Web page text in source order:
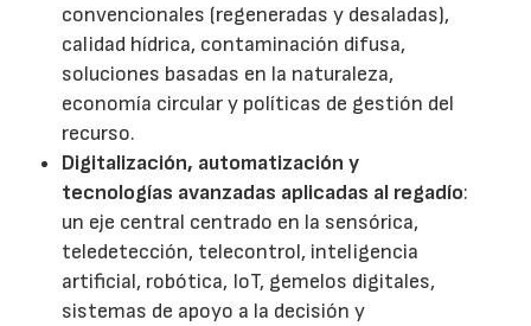
convencionales (regeneradas y desaladas),
calidad hídrica, contaminación difusa,
soluciones basadas en la naturaleza,
economía circular y políticas de gestión del
recurso.
Digitalización, automatización y
tecnologías avanzadas aplicadas al regadío:
un eje central centrado en la sensórica,
teledetección, telecontrol, inteligencia
artificial, robótica, IoT, gemelos digitales,
sistemas de apoyo a la decisión y